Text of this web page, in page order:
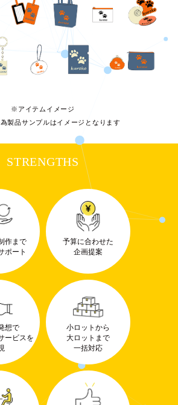
※アイテムイメージ
製品サンプルはイメージとなります
STRENGTHS
作まで
ポート
予算に合わせた
企画提案
想で
ービスを
小ロットから
大ロットまで
一括対応